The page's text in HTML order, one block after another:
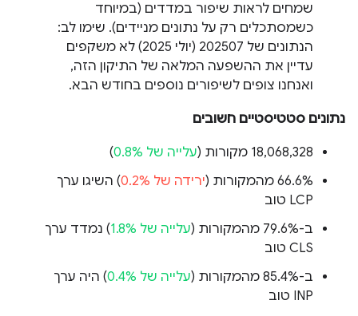
שמחים לראות שיפור במדדים (במיוחד
כשמסתכלים רק על נתונים מניידים). שימו לב:
הנתונים של 202507 (יולי 2025) לא משקפים
עדיין את ההשפעה המלאה של התיקון הזה,
ואנחנו צופים לשיפורים נוספים בחודש הבא.
נתונים סטטיסטיים חשובים
‫18,068,328 מקורות ( עלייה של 0.8%
)
‫66.6% מהמקורות (
ירידה של 0.2%
) השיגו ערך
LCP טוב
ב-79.6% מהמקורות (
עלייה של 1.8%
) נמדד ערך
CLS טוב
ב-85.4% מהמקורות (
עלייה של 0.4%
) היה ערך
INP טוב